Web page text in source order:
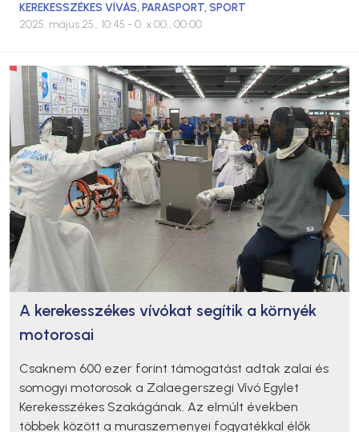
KEREKESSZÉKES VÍVÁS,PARASPORT,SPORT
2025. május 25., 10:45 - 0. x 00., 00:00
A kerekesszékes vívókat segítik a környék
motorosai
Csaknem 600 ezer forint támogatást adtak zalai és
somogyi motorosok a Zalaegerszegi Vívó Egylet
Kerekesszékes Szakágának. Az elmúlt években
többek között a muraszemenyei fogyatékkal élők